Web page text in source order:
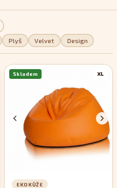
a vykouzlit tak třeba tvar
o design, můžete si v této sekci
nebo pestře
které se stylově nejvíce hodí do
Plyš Velvet Design
XL
Skladem
EKOKŮŽE